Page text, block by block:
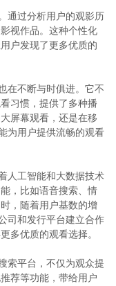
通过分析用户的观影历
视作品。这种个性化
户发现了更多优质的
在不断与时俱进。它不
习惯，提供了多种播
屏幕观看，还是在移
为用户提供流畅的观看
人工智能和大数据技术
，比如语音搜索、情
，随着用户基数的增
司和发行平台建立合作
多优质的观看选择。
索平台，不仅为观众提
荐等功能，带给用户